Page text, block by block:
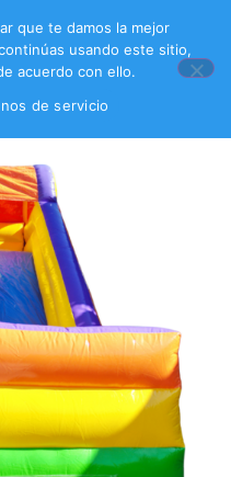
que te damos la mejor
usando este sitio,
acuerdo con ello.
de servicio